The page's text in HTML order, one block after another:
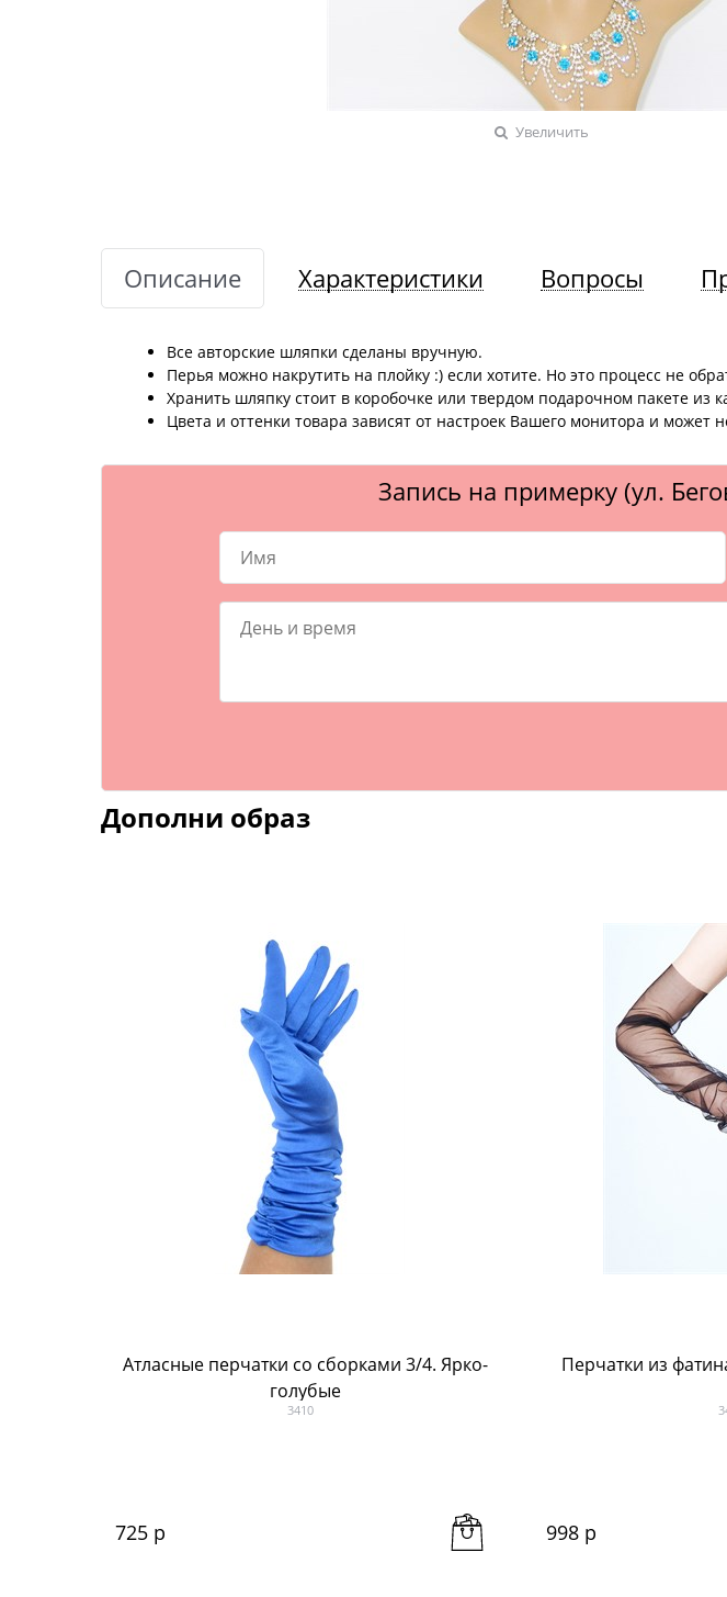
Увеличить
Описание Характеристики Вопросы
Все авторские шляпки сделаны вручную.
Перья можно накрутить на плойку :) если хотите. Но это процесс не
Хранить шляпку стоит в коробочке или твердом подарочном пакете из
Цвета и оттенки товара зависят от настроек Вашего монитора и может
Запись на примерку (ул.
Дополни образ
Атласные перчатки со сборками 3/4. Ярко-
голубые
3410
725 р
Перчатки из
998 р